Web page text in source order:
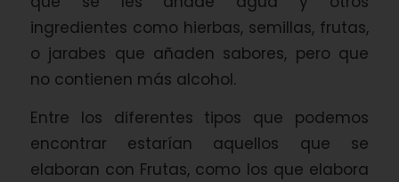
ingredientes como hierbas, semillas, frutas,
o jarabes que añaden sabores, pero que
no contienen más alcohol.
Entre los diferentes tipos que podemos
encontrar estarían aquellos que se
elaboran con Frutas, como los que elabora